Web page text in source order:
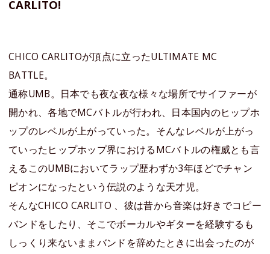
CARLITO!
CHICO CARLITOが頂点に立ったULTIMATE MC
BATTLE。
通称UMB。日本でも夜な夜な様々な場所でサイファーが
開かれ、各地でMCバトルが行われ、日本国内のヒップホ
ップのレベルが上がっていった。そんなレベルが上がっ
ていったヒップホップ界におけるMCバトルの権威とも言
えるこのUMBにおいてラップ歴わずか3年ほどでチャン
ピオンになったという伝説のような天才児。
そんなCHICO CARLITO 、彼は昔から音楽は好きでコピー
バンドをしたり、そこでボーカルやギターを経験するも
しっくり来ないままバンドを辞めたときに出会ったのが